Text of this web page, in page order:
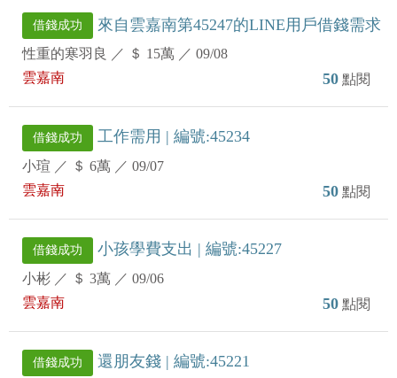
借錢成功 來自雲嘉南第45247的LINE用戶借錢需求
性重的寒羽良 ／ ＄ 15萬 ／ 09/08
雲嘉南
50 點閱
借錢成功 工作需用 | 編號:45234
小瑄 ／ ＄ 6萬 ／ 09/07
雲嘉南
50 點閱
借錢成功 小孩學費支出 | 編號:45227
小彬 ／ ＄ 3萬 ／ 09/06
雲嘉南
50 點閱
借錢成功 還朋友錢 | 編號:45221